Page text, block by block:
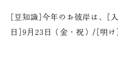
[豆知識] 今年のお彼岸は、[
日]9月23日（金・祝 ）/[明け